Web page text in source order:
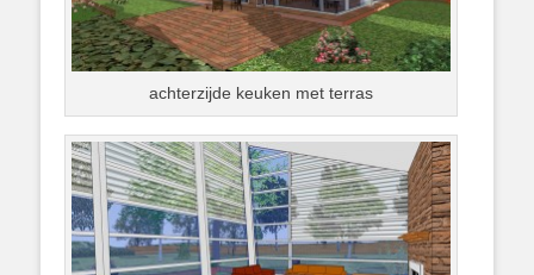
achterzijde keuken met terras